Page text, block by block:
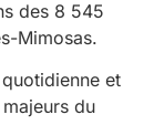
des 8 545
Mimosas.
et
du